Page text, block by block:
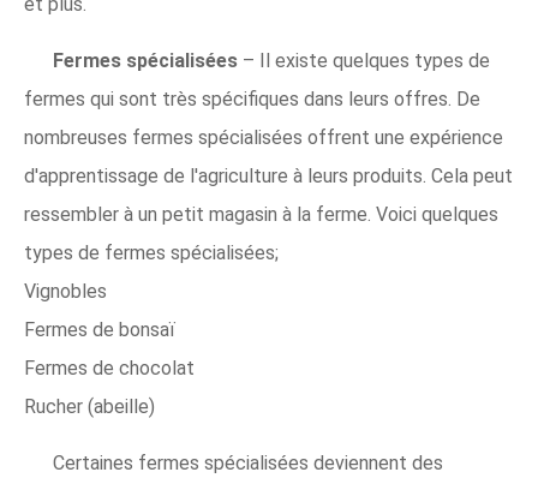
et plus.
Fermes spécialisées – Il existe quelques types de
fermes qui sont très spécifiques dans leurs offres. De
nombreuses fermes spécialisées offrent une expérience
d'apprentissage de l'agriculture à leurs produits. Cela peut
ressembler à un petit magasin à la ferme. Voici quelques
types de fermes spécialisées;
Vignobles
Fermes de bonsaï
Fermes de chocolat
Rucher (abeille)
Certaines fermes spécialisées deviennent des